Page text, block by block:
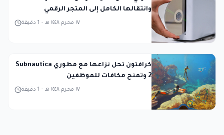
وانتقالها الكامل إلى المتجر الرقمي
1 دقيقة - ١٧ محرم ١٤٤٨ هـ
كرافتون تحل نزاعها مع مطوري Subnautica
2 وتمنح مكافآت للموظفين
1 دقيقة - ١٧ محرم ١٤٤٨ هـ